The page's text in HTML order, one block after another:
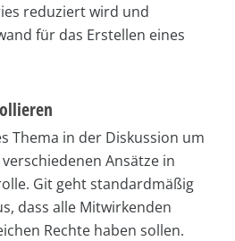
reduziert wird und
für das Erstellen eines
Thema in der Diskussion um
Ansätze in
Git geht standardmäßig
dass alle Mitwirkenden
Rechte haben sollen.